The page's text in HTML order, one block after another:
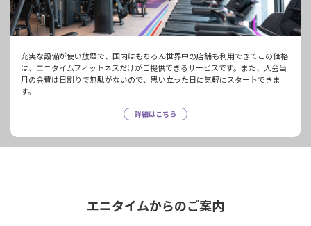
充実な設備が使い放題で、国内はもちろん世界中の店舗も利用できてこの価格
は、エニタイムフィットネスだけがご提供できるサービスです。また、入会当
月の会費は日割りで無駄がないので、思い立った日に気軽にスタートできま
す。
詳細はこちら
エニタイムからのご案内